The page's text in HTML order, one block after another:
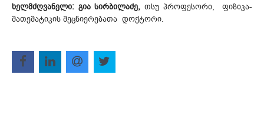
ხელმძღვანელი: გია სირბილაძე, თსუ პროფესორი, ფიზიკა-
მათემატიკის მეცნიერებათა დოქტორი.